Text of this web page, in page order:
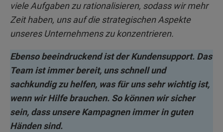
viele Aufgaben zu rationalisieren, sodass wir mehr
Zeit haben, uns auf die strategischen Aspekte
unseres Unternehmens zu konzentrieren.
Ebenso beeindruckend ist der Kundensupport. Das
Team ist immer bereit, uns schnell und
sachkundig zu helfen, was für uns sehr wichtig ist,
wenn wir Hilfe brauchen. So können wir sicher
sein, dass unsere Kampagnen immer in guten
Händen sind.